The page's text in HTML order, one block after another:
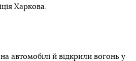
Харкова.
автомобілі й відкрили вогонь у